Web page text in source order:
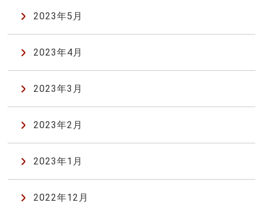
2023年5月
2023年4月
2023年3月
2023年2月
2023年1月
2022年12月